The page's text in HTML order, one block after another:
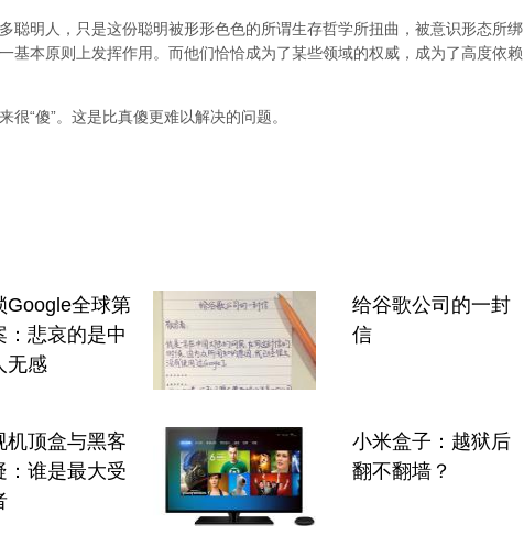
聪明人，只是这份聪明被形形色色的所谓生存哲学所扭曲，被意识形态所绑
基本原则上发挥作用。而他们恰恰成为了某些领域的权威，成为了高度依赖
“傻”。这是比真傻更难以解决的问题。
Google全球第
：悲哀的是中
无感
给谷歌公司的一封
信
机顶盒与黑客
：谁是最大受
小米盒子：越狱后
翻不翻墙？